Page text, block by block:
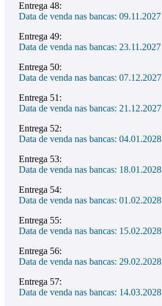
Entrega 48:
Data de venda nas bancas: 09.11.2027
Entrega 49:
Data de venda nas bancas: 23.11.2027
Entrega 50:
Data de venda nas bancas: 07.12.2027
Entrega 51:
Data de venda nas bancas: 21.12.2027
Entrega 52:
Data de venda nas bancas: 04.01.2028
Entrega 53:
Data de venda nas bancas: 18.01.2028
Entrega 54:
Data de venda nas bancas: 01.02.2028
Entrega 55:
Data de venda nas bancas: 15.02.2028
Entrega 56:
Data de venda nas bancas: 29.02.2028
Entrega 57:
Data de venda nas bancas: 14.03.2028